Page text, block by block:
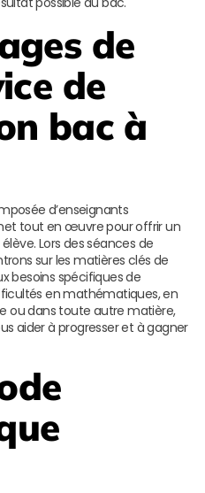
de
de
bac à
d’enseignants
tout en œuvre pour offrir un
Lors des séances de
sur les matières clés de
besoins spécifiques de
en mathématiques, en
ou dans toute autre matière,
aider à progresser et à gagner